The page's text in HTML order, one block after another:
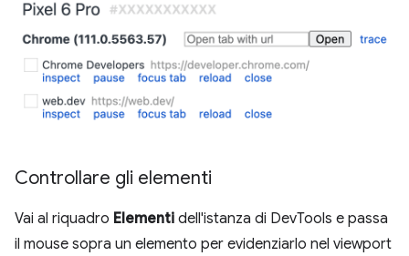
Controllare gli elementi
Vai al riquadro Elementi dell'istanza di DevTools e passa
il mouse sopra un elemento per evidenziarlo nel viewport